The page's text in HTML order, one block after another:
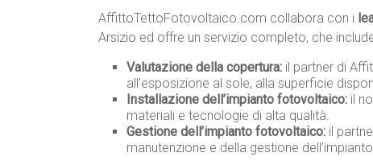
AffittoTettoFotovoltaico.com collabora con i
Arsizio ed offre un servizio completo, che
Valutazione della copertura: il partner di
all’esposizione al sole, alla superficie
Installazione dell’impianto fotovoltaico: il
materiali e tecnologie di alta qualità.
Gestione dell’impianto fotovoltaico: il
manutenzione e della gestione